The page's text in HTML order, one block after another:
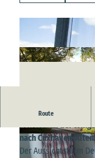
© N.Ruhl, N. Ruhl | CC-BY
Route
Hier erwartet die
den Höhen der
nach Cuxhaven-
Der Aussichtsturm